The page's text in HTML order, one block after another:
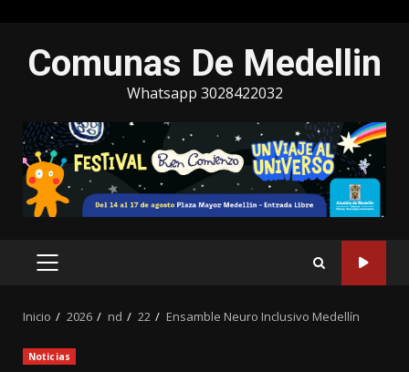
contenido
Comunas De Medellin
Whatsapp 3028422032
MENÚ
Inicio 2026 nd 22 Ensamble Neuro Inclusivo Medellín
Noticias